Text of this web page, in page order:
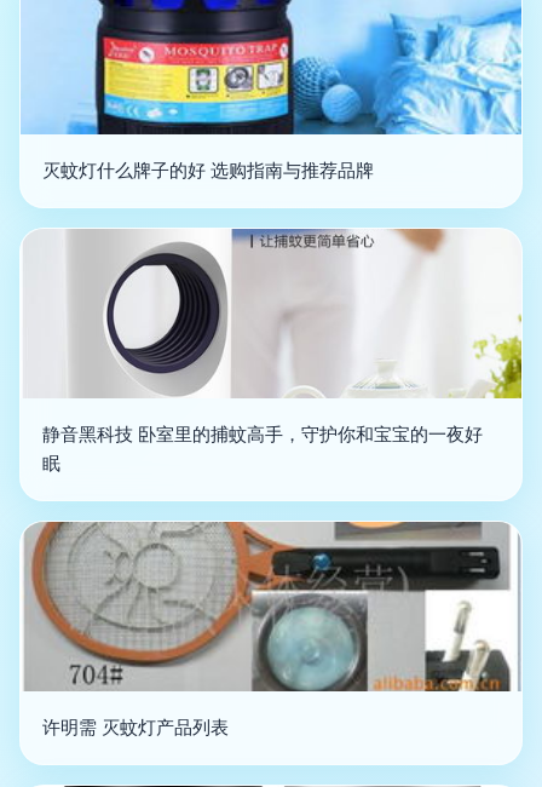
灭蚊灯什么牌子的好 选购指南与推荐品牌
静音黑科技 卧室里的捕蚊高手，守护你和宝宝的一夜好
眠
许明需 灭蚊灯产品列表